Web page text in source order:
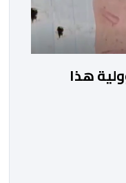
هذا